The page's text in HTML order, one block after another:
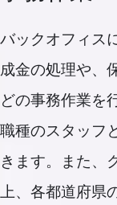
バックオフィス
成金の処理や、
どの事務作業を
職種のスタッフ
きます。また、
上、各都道府